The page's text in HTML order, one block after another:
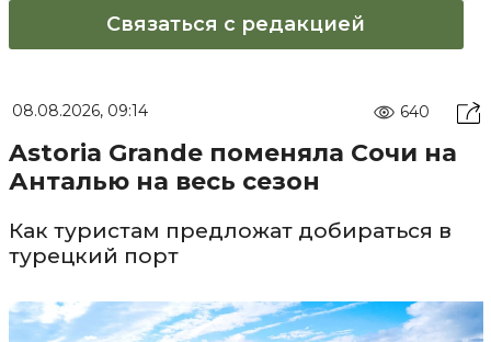
Связаться с редакцией
08.08.2026, 09:14 640
Astoria Grande поменяла Сочи на
Анталью на весь сезон
Как туристам предложат добираться в
турецкий порт